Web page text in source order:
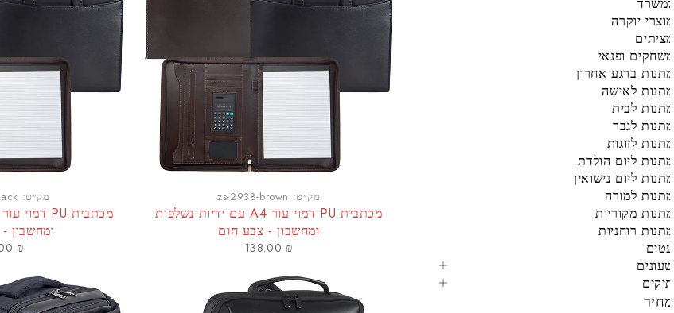
יוקרה
ופנאי
ברגע אחרון
לאישה
לבית
לגבר
לזוגות
ליום הולדת
ליום נישואין
למורה
מקוריות
רוחניות
מק״ט: zs-2938-brown
מכתבית PU דמוי עור A4 עם ידיות נשלפות
ומחשבון - צבע חום
138.00₪
מק״ט:
ומחשבון
₪